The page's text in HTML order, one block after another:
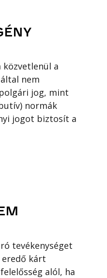
közvetlenül a
nem
jog, mint
normák
jogot biztosít a
tevékenységet
kárt
alól, ha